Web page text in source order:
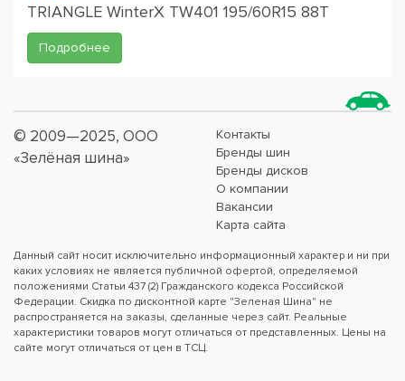
TRIANGLE WinterX TW401 195/60R15 88T
Подробнее
© 2009—2025, ООО
«Зелёная шина»
Контакты
Бренды шин
Бренды дисков
О компании
Вакансии
Карта сайта
Данный сайт носит исключительно информационный характер и ни при
каких условиях не является публичной офертой, определяемой
положениями Статьи 437 (2) Гражданского кодекса Российской
Федерации. Скидка по дисконтной карте "Зеленая Шина" не
распространяется на заказы, сделанные через сайт. Реальные
характеристики товаров могут отличаться от представленных. Цены на
сайте могут отличаться от цен в ТСЦ.